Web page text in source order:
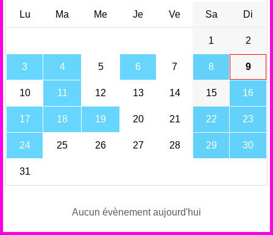
Lu Ma Me Je Ve Sa Di
1 2
3 4 5 6 7 8 9
10 11 12 13 14 15 16
17 18 19 20 21 22 23
24 25 26 27 28 29 30
31
Aucun évènement aujourd'hui